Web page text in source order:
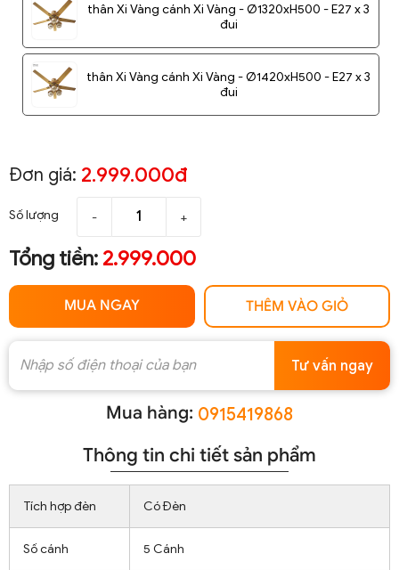
thân Xi Vàng cánh Xi Vàng - Ø1320xH500 - E27 x 3
đui
thân Xi Vàng cánh Xi Vàng - Ø1420xH500 - E27 x 3
đui
Đơn giá: 2.999.000đ
Số lượng - +
Tổng tiền: 2.999.000
MUA NGAY THÊM VÀO GIỎ
Tư vấn ngay
Mua hàng: 0915419868
Thông tin chi tiết sản phẩm
Tích hợp đèn Có Đèn
Số cánh 5 Cánh